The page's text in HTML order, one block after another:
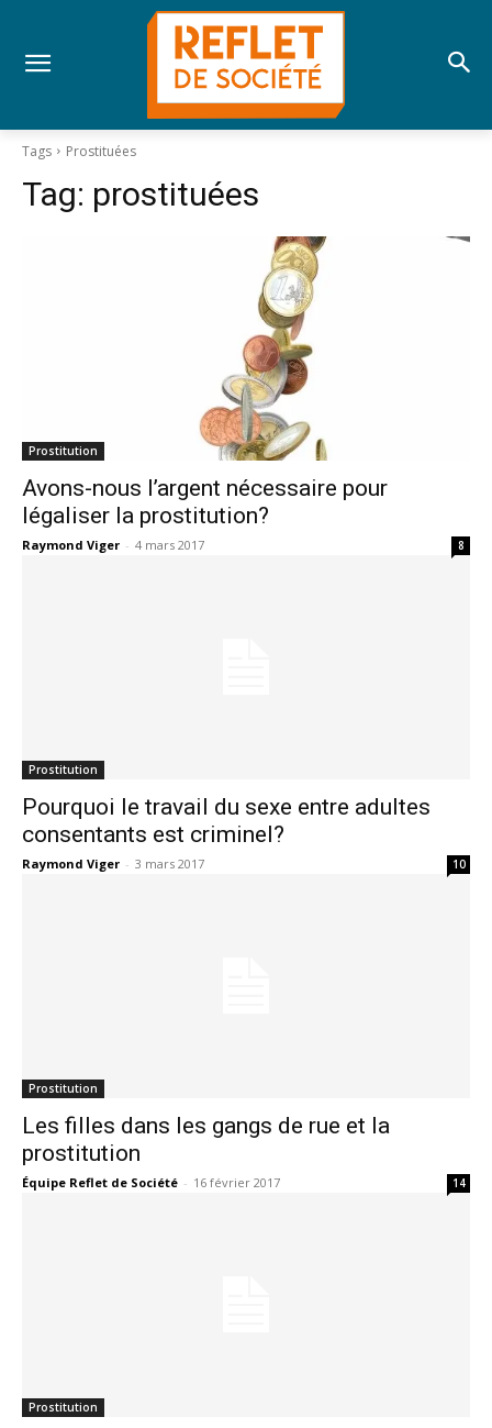
Tags Prostituées
Tag: prostituées
Prostitution
Avons-nous l’argent nécessaire pour
légaliser la prostitution?
Raymond Viger - 4 mars 2017 8
Prostitution
Pourquoi le travail du sexe entre adultes
consentants est criminel?
Raymond Viger - 3 mars 2017 10
Prostitution
Les filles dans les gangs de rue et la
prostitution
Équipe Reflet de Société - 16 février 2017 14
Prostitution